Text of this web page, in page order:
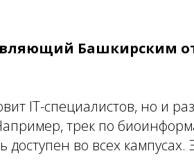
Башкирским
IT-специалистов, но и
трек по
во всех кампусах.